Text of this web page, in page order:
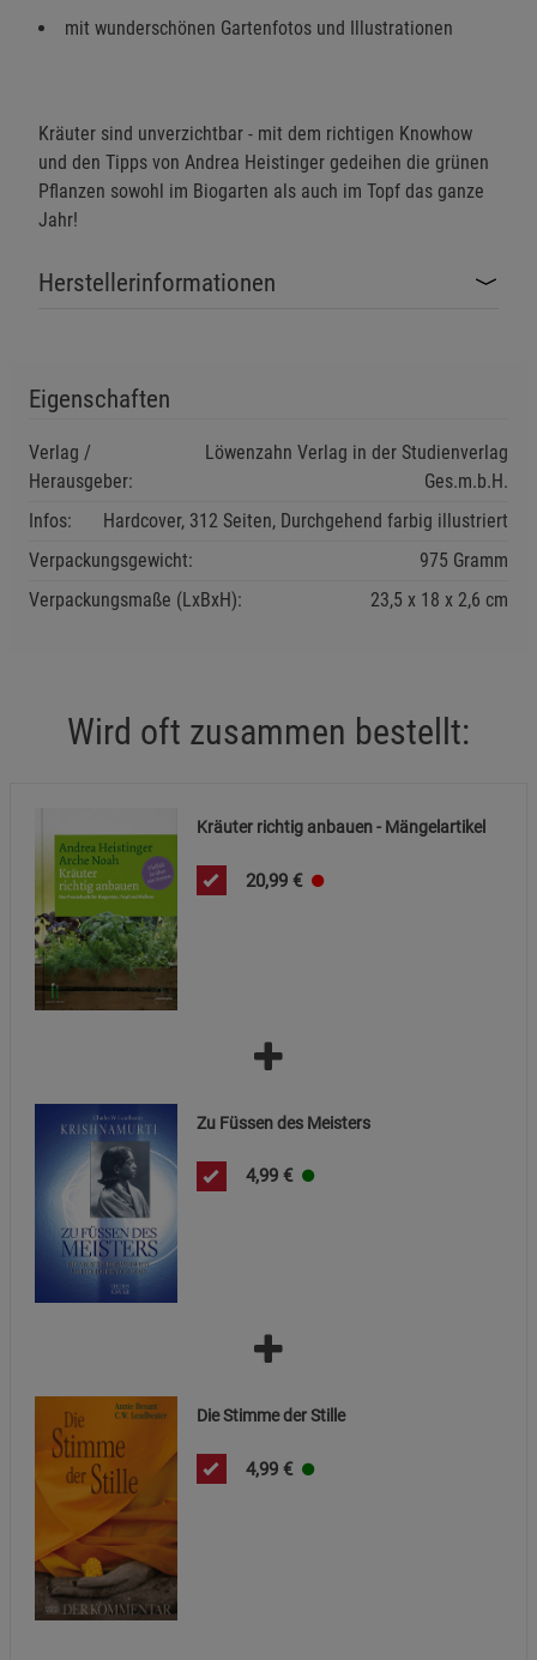
mit wunderschönen Gartenfotos und Illustrationen
Kräuter sind unverzichtbar - mit dem richtigen Knowhow
und den Tipps von Andrea Heistinger gedeihen die grünen
Pflanzen sowohl im Biogarten als auch im Topf das ganze
Jahr!
Herstellerinformationen
Eigenschaften
Verlag /
Herausgeber:
Löwenzahn Verlag in der Studienverlag
Ges.m.b.H.
Infos:
Hardcover, 312 Seiten, Durchgehend farbig illustriert
Verpackungsgewicht:
975 Gramm
Verpackungsmaße (LxBxH):
23,5 18 2,6 cm
Wird oft zusammen bestellt:
Kräuter richtig anbauen - Mängelartikel
20,99 €
Zu Füssen des Meisters
4,99 €
Die Stimme der Stille
4,99 €
Cookie-Informationen anzeigen
Beschreibung Funktionale Cookies
Cookie-Informationenanzeigen
Beschreibung Statistik Cookies
Marketing Cookies (3)
Beschreibung Marketing Cookies
Cookie-Informationenanzeigen
Datenschutzerklärung Impressum